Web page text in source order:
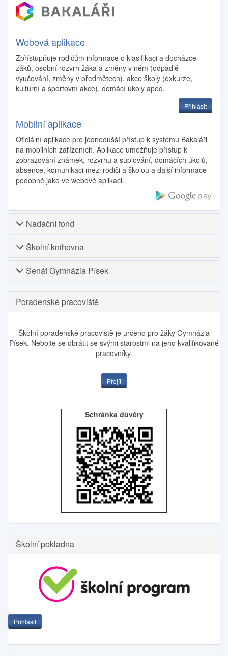
Webová aplikace
Zpřístupňuje rodičům informace o klasifikaci a docházce
žáků, osobní rozvrh žáka a změny v něm (odpadlé
vyučování, změny v předmětech), akce školy (exkurze,
kulturní a sportovní akce), domácí úkoly apod.
Přihlásit
Mobilní aplikace
Oficiální aplikace pro jednodušší přístup k systému Bakaláři
na mobilních zařízeních. Aplikace umožňuje přístup k
zobrazování známek, rozvrhu a suplování, domácích úkolů,
absence, komunikaci mezi rodiči a školou a další informace
podobně jako ve webové aplikaci.
Nadační fond
Školní knihovna
Senát Gymnázia Písek
Poradenské pracoviště
Školní poradenské pracoviště je určeno pro žáky Gymnázia
Písek. Nebojte se obrátit se svými starostmi na jeho kvalifikované
pracovníky.
Přejít
Schránka důvěry
Školní pokladna
Přihlásit